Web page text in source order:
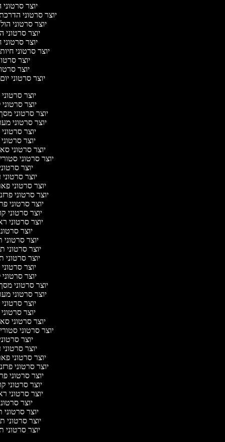
יוצר
יוצר סרטוני
יוצר סרטוני
יוצר סרטוני
יוצר
יוצר סרטוני
יוצר
יוצר
יוצר סרטוני
יוצר
יוצר
יוצר סרטוני
יוצר סרטוני
יוצר
יוצר סרטוני
יוצר סרטוני
יוצר סרטוני
יוצר
יוצר
יוצר סרטוני
יוצר סרטוני
יוצר סרטוני
יוצר סרטוני
יוצר סרטוני
יוצר
יוצר
יוצר סרטוני
יוצר סרטוני
יוצר
יוצר
יוצר סרטוני
יוצר סרטוני
יוצר
יוצר סרטוני
יוצר סרטוני
יוצר סרטוני
יוצר
יוצר
יוצר סרטוני
יוצר סרטוני
יוצר סרטוני
יוצר סרטוני
יוצר סרטוני
יוצר
יוצר
יוצר סרטוני
יוצר סרטוני